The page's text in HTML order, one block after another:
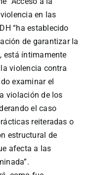
en las
“ha establecido
de garantizar la
está íntimamente
violencia contra
examinar el
violación de los
el caso
reiteradas o
estructural de
afecta a las